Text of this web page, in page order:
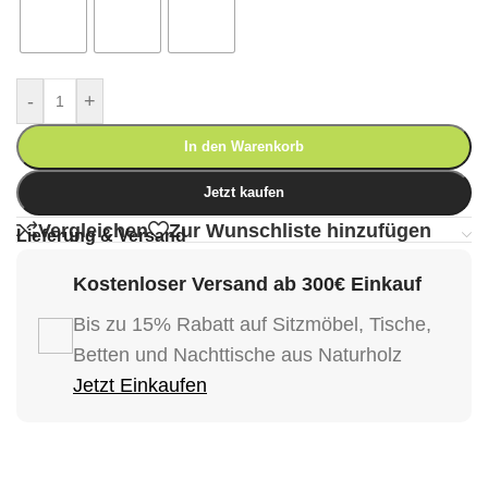
- +
In den Warenkorb
Jetzt kaufen
Vergleichen Zur Wunschliste hinzufügen
Lieferung & Versand
Kostenloser Versand ab 300€ Einkauf
Bis zu 15% Rabatt auf Sitzmöbel, Tische,
Betten und Nachttische aus Naturholz
Jetzt Einkaufen